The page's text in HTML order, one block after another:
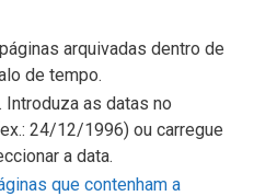
arquivadas dentro de
de tempo.
Introduza as datas no
24/12/1996) ou carregue
a data.
que contenham a